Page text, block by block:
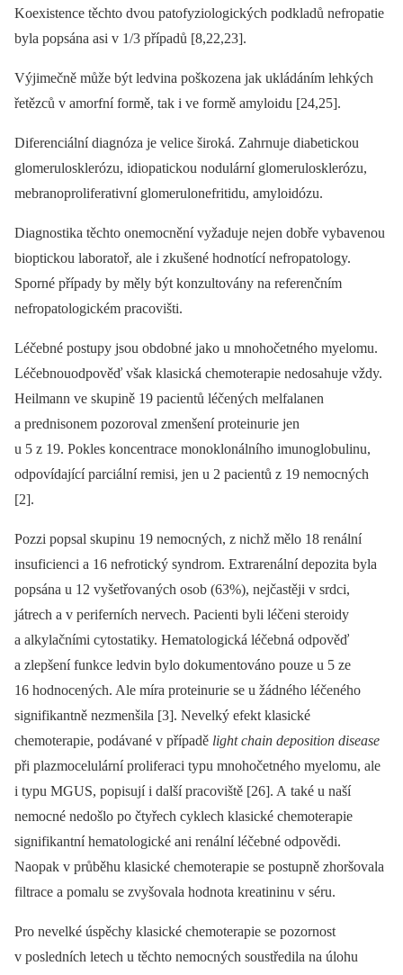
Koexi­stence těchto dvou patofyziologických podkladů nefropatie
byla popsána asi v 1/3 případů [8,22,23].
Výjimečně může být ledvina poškozena jak ukládáním lehkých
řetězců v amorfní formě, tak i ve formě amyloidu [24,25].
Diferenciální diagnóza je velice široká. Zahrnuje diabetickou
glomerulosklerózu, idiopatickou nodulární glomerulosklerózu,
mebranoproliferativní glomerulonefritidu, amyloidózu.
Diagnostika těchto onemocnění vyžaduje nejen dobře vybavenou
bio­ptickou laboratoř, ale i zkušené hodnotící nefropatology.
Sporné případy by měly být konzultovány na referenčním
nefropatologickém pracovišti.
Léčebné postupy jsou obdobné jako u mnohočetného myelomu.
Léčebnouodpověď však klasická chemoterapie nedosahuje vždy.
Heilmann ve skupině 19 pacientů léčených melfalanen
a prednisonem pozoroval zmenšení proteinurie jen
u 5 z 19. Pokles koncentrace monoklonálního imunoglobulinu,
odpovídající parciální remisi, jen u 2 pacientů z 19 nemocných
[2].
Pozzi popsal skupinu 19 nemocných, z nichž mělo 18 renální
insuficienci a 16 nefrotický syndrom. Extrarenální depozita byla
popsána u 12 vyšetřovaných osob (63%), nejčastěji v srdci,
játrech a v periferních nervech. Pacienti byli léčeni steroidy
a alkylačními cytostatiky. Hematologická léčebná odpověď
a zlepšení funkce ledvin bylo dokumentováno pouze u 5 ze
16 hodnocených. Ale míra proteinurie se u žádného léčeného
signifikantně nezmenšila [3]. Nevelký efekt klasické
chemoterapie, podávané v případě light chain deposition disease
při plazmocelulární proliferaci typu mnohočetného myelomu, ale
i typu MGUS, popisují i další pracoviště [26]. A také u naší
nemocné nedošlo po čtyřech cyklech klasické chemoterapie
signifikantní hematologické ani renální léčebné odpovědi.
Naopak v průběhu klasické chemoterapie se postupně zhoršovala
filtrace a pomalu se zvyšovala hodnota kreatininu v séru.
Pro nevelké úspěchy klasické chemoterapie se pozornost
v posledních letech u těchto nemocných soustředila na úlohu